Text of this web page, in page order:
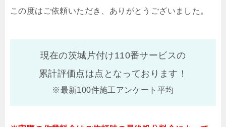
この度はご依頼いただき、ありがとうございました。
現在の茨城片付け110番サービスの
累計評価点は点となっております！
※最新100件施工アンケート平均